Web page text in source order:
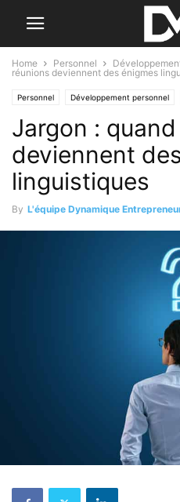
Home Personnel
réunions deviennent des énigmes
Personnel Développement personnel
Se former / Se faire accompagner
Jargon :
deviennent
linguistiques
By L'équipe Dynamique